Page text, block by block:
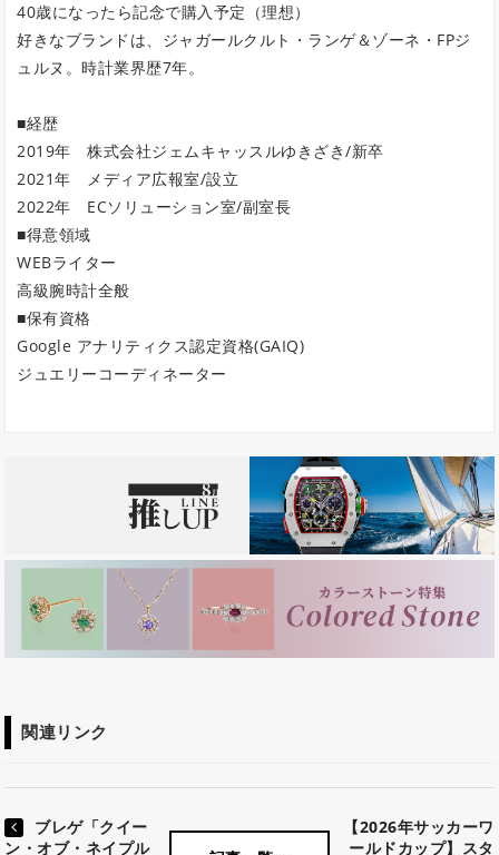
40歳になったら記念で購入予定（理想）
好きなブランドは、ジャガールクルト・ランゲ＆ゾーネ・FPジ
ュルヌ。時計業界歴7年。
■経歴
2019年 株式会社ジェムキャッスルゆきざき/新卒
2021年 メディア広報室/設立
2022年 ECソリューション室/副室長
■得意領域
WEBライター
高級腕時計全般
■保有資格
Google アナリティクス認定資格(GAIQ)
ジュエリーコーディネーター
関連リンク
ブレゲ「クイー
ン・オブ・ネイプル
【2026年サッカーワ
ールドカップ】スタ